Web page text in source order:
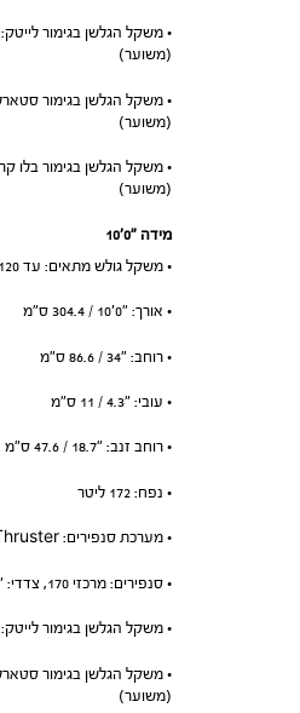
(משוער)
(משוער)
(משוער)
מידה ״0׳10
• משקל גולש מתאים: עד 120 ק”ג
• אורך: ״0׳10 / 304.4 ס”מ
• רוחב: ״34 / 86.6 ס”מ
• עובי: ״4.3 / 11 ס”מ
• רוחב זנב: ״18.7 / 47.6 ס”מ
• נפח: 172 ליטר
• מערכת סנפירים: Thruster
• סנפירים: מרכזי 170, צדדי: ״4.7 (בלייטק שונה)
• משקל הגלשן בגימור לייטק: 11 ק”ג (משוער)
(משוער)